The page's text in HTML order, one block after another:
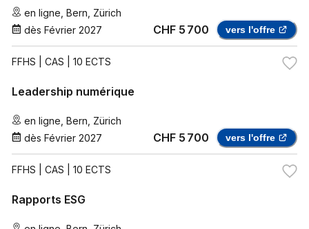
en ligne Bern Zürich
dès Février 2027 CHF 5 700 vers l'offre
FFHS | CAS | 10 ECTS
Leadership numérique
en ligne Bern Zürich
dès Février 2027 CHF 5 700 vers l'offre
FFHS | CAS | 10 ECTS
Rapports ESG